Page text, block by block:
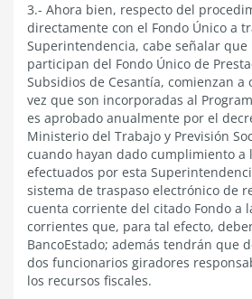
3.- Ahora bien, respecto del
directamente con el Fondo Único a
Superintendencia, cabe señalar
participan del Fondo Único de
Subsidios de Cesantía, comienzan a
vez que son incorporadas al
es aprobado anualmente por el
Ministerio del Trabajo y Previsión
cuando hayan dado cumplimiento a
efectuados por esta
sistema de traspaso electrónico de
cuenta corriente del citado Fondo a
corrientes que, para tal efecto,
BancoEstado; además tendrán que
dos funcionarios giradores
los recursos fiscales.